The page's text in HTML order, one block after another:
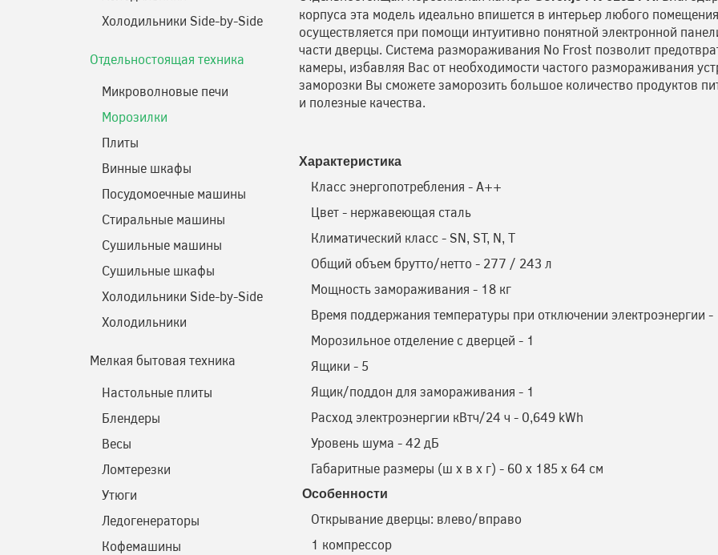
корпуса эта модель идеально впишется в интерьер любого
осуществляется при помощи интуитивно понятной электронной
части дверцы. Система размораживания No Frost позволит
камеры, избавляя Вас от необходимости частого размораживания
заморозки Вы сможете заморозить большое количество продуктов
и полезные качества.
Характеристика
Класс энергопотребления - A++
Цвет - нержавеющая сталь
Климатический класс - SN, ST, N, T
Общий объем брутто/нетто - 277 / 243 л
Мощность замораживания - 18 кг
Время поддержания температуры при отключении электроэнергии -
Морозильное отделение с дверцей - 1
Ящики - 5
Ящик/поддон для замораживания - 1
Расход электроэнергии кВтч/24 ч - 0,649 kWh
Уровень шума - 42 дБ
Габаритные размеры (ш х в х г) - 60 х 185 х 64 см
Особенности
Открывание дверцы: влево/вправо
1 компрессор
Холодильники Side-by-Side
Отдельностоящая техника
Микроволновые печи
Морозилки
Плиты
Винные шкафы
Посудомоечные машины
Стиральные машины
Сушильные машины
Сушильные шкафы
Холодильники Side-by-Side
Холодильники
Мелкая бытовая техника
Настольные плиты
Блендеры
Весы
Ломтерезки
Утюги
Ледогенераторы
Кофемашины